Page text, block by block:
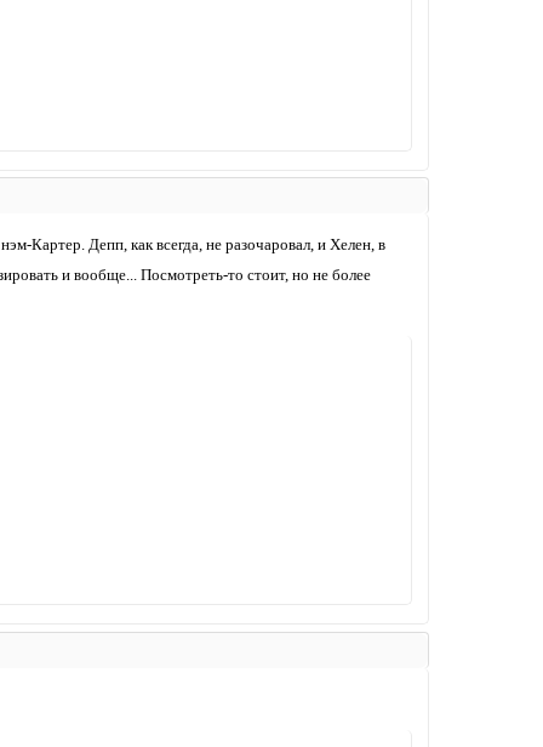
Картер. Депп, как всегда, не разочаровал, и Хелен, в
и вообще... Посмотреть-то стоит, но не более